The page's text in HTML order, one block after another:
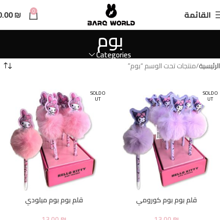
القائمة 0
₪
بوم
Categories
الرئيسية منتجات تحت الوسم “بوم”
SOLD O
UT
قلم بوم بوم كورومي
SOLD O
UT
قلم بوم بوم ميلودي